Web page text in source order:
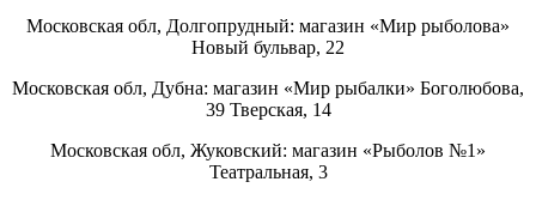
Московская обл, Долгопрудный: магазин «Мир рыболова»
Новый бульвар, 22
Московская обл, Дубна: магазин «Мир рыбалки» Боголюбова,
39 Тверская, 14
Московская обл, Жуковский: магазин «Рыболов №1»
Театральная, 3